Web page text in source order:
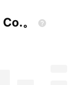
Co.。